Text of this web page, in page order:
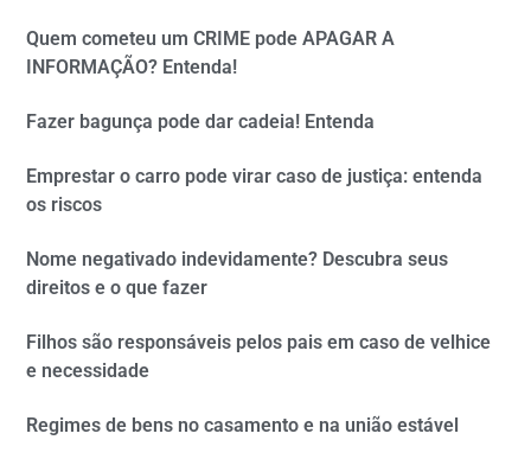
Quem cometeu um CRIME pode APAGAR A
INFORMAÇÃO? Entenda!
Fazer bagunça pode dar cadeia! Entenda
Emprestar o carro pode virar caso de justiça: entenda
os riscos
Nome negativado indevidamente? Descubra seus
direitos e o que fazer
Filhos são responsáveis pelos pais em caso de velhice
e necessidade
Regimes de bens no casamento e na união estável